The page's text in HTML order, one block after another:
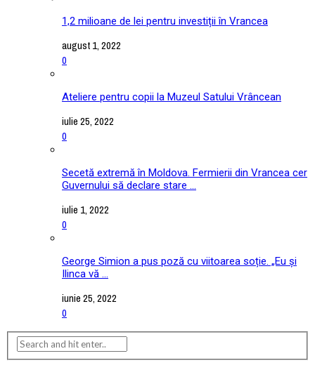
1,2 milioane de lei pentru investiții în Vrancea
august 1, 2022
0
Ateliere pentru copii la Muzeul Satului Vrâncean
iulie 25, 2022
0
Secetă extremă în Moldova. Fermierii din Vrancea cer
Guvernului să declare stare ...
iulie 1, 2022
0
George Simion a pus poză cu viitoarea soție. „Eu și
Ilinca vă ...
iunie 25, 2022
0